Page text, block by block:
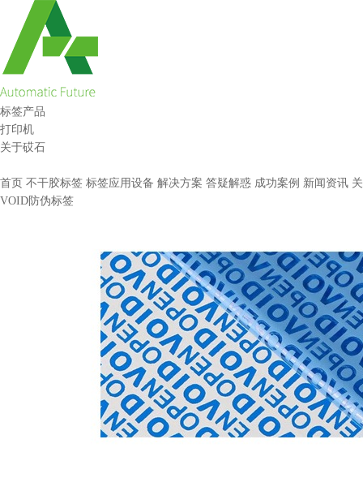
标签产品
打印机
关于砹石
首页 不干胶标签 标签应用设备 解决方案 答疑解惑 成功案例 新闻资讯
VOID防伪标签